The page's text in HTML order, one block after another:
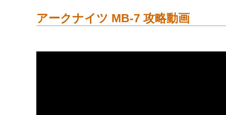
アークナイツ MB-7 攻略動画